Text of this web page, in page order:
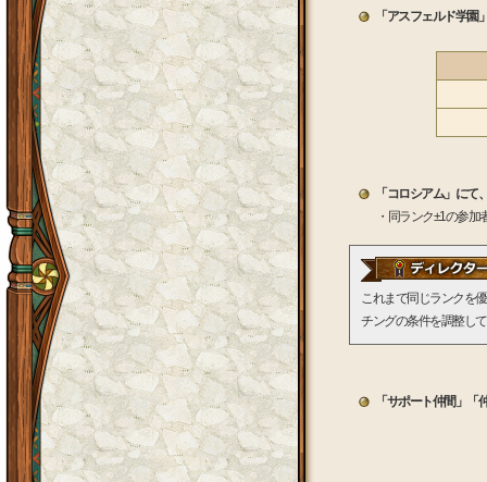
「アスフェルド学
「コロシアム」に
・同ランク±1の参
これまで同じランクを
チングの条件を調整し
「サポート仲間」「